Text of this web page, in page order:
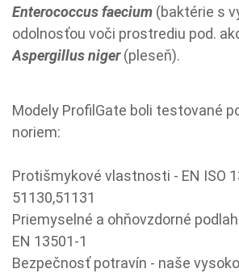
Enterococcus faecium (baktérie s
odolnosťou voči prostrediu pod.
Aspergillus niger (pleseň).
Modely ProfilGate boli testované
noriem:
Protišmykové vlastnosti - EN ISO
51130,51131
Priemyselné a ohňovzdorné
EN 13501-1
Bezpečnosť potravín - naše